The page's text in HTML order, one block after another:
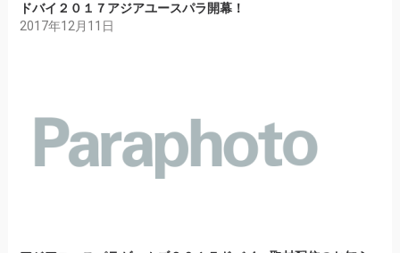
ドバイ２０１７アジアユースパラ開幕！
2017年12月11日